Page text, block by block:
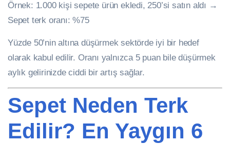
Örnek: 1.000 kişi sepete ürün ekledi, 250’si satın aldı →
Sepet terk oranı: %75
Yüzde 50’nin altına düşürmek sektörde iyi bir hedef
olarak kabul edilir. Oranı yalnızca 5 puan bile düşürmek
aylık gelirinizde ciddi bir artış sağlar.
Sepet Neden Terk
Edilir? En Yaygın 6